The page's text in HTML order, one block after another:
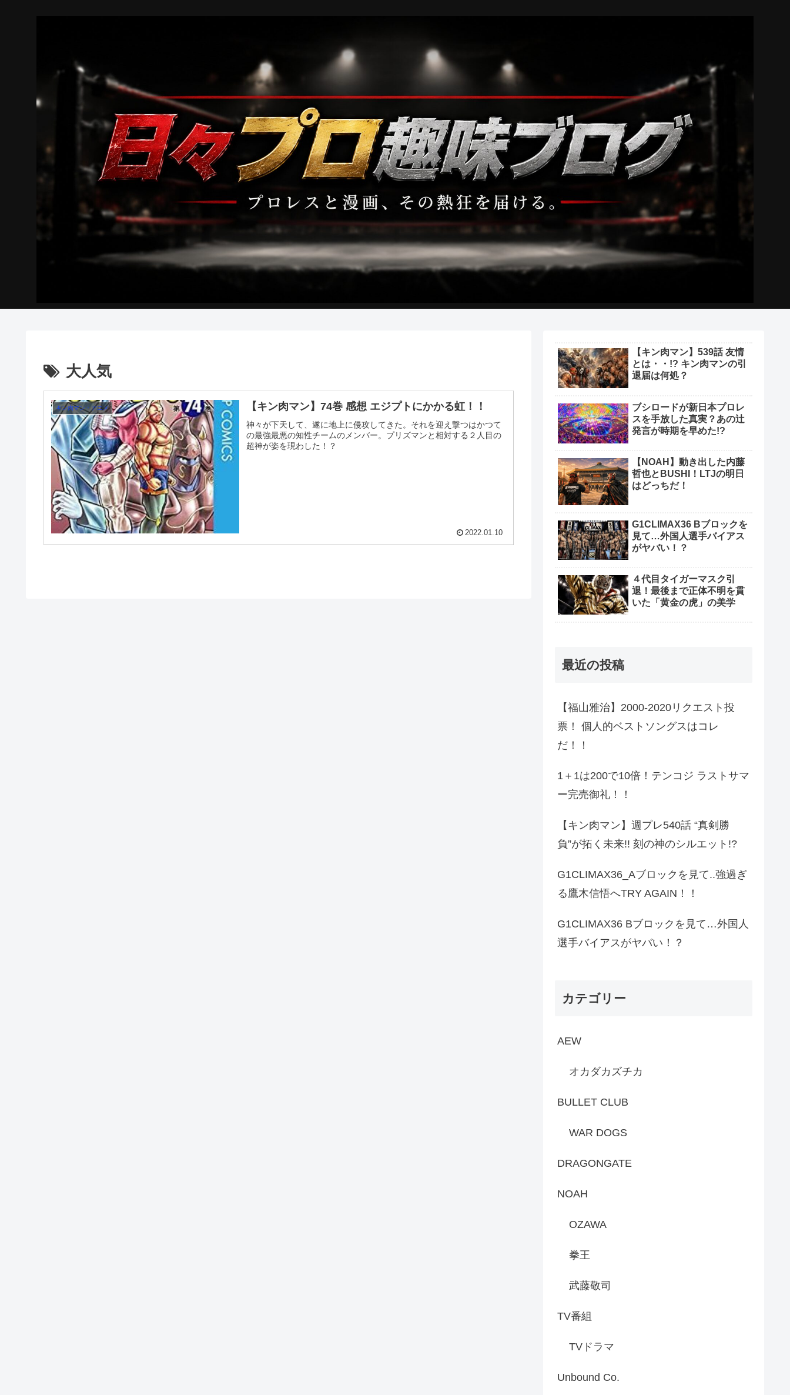
大人気
キン肉マン・アニメ 【キン肉マン】74巻 感想 エジプトにかかる虹！！
神々が下天して、遂に地上に侵攻してきた。それを迎え撃つはかつて
の最強最悪の知性チームのメンバー。プリズマンと相対する２人目の
超神が姿を現わした！？
2022.01.10
【キン肉マン】539話 友情
とは・・!? キン肉マンの引
退届は何処？
ブシロードが新日本プロレ
スを手放した真実？あの辻
発言が時期を早めた!?
【NOAH】動き出した内藤
哲也とBUSHI！LTJの明日
はどっちだ！
G1CLIMAX36 Bブロックを
見て…外国人選手バイアス
がヤバい！？
４代目タイガーマスク引
退！最後まで正体不明を貫
いた「黄金の虎」の美学
最近の投稿
【福山雅治】2000-2020リクエスト投
票！ 個人的ベストソングスはコレ
だ！！
1＋1は200で10倍！テンコジ ラストサマ
ー完売御礼！！
【キン肉マン】週プレ540話 “真剣勝
負”が拓く未来!! 刻の神のシルエット!?
G1CLIMAX36_Aブロックを見て..強過ぎ
る鷹木信悟へTRY AGAIN！！
G1CLIMAX36 Bブロックを見て…外国人
選手バイアスがヤバい！？
カテゴリー
AEW
オカダカズチカ
BULLET CLUB
WAR DOGS
DRAGONGATE
NOAH
OZAWA
拳王
武藤敬司
TV番組
TVドラマ
Unbound Co.